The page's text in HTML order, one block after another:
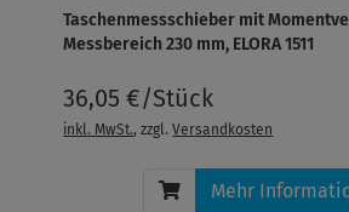
Taschenmessschieber mit
Messbereich 230 mm, ELORA 1511
36,05 €/Stück
inkl. MwSt., zzgl.Versandkosten
Mehr